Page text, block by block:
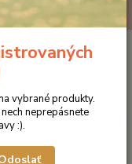
Minerálny liz s horčíkom,
Mag
vybrané produkty.
neprepásnete
:).